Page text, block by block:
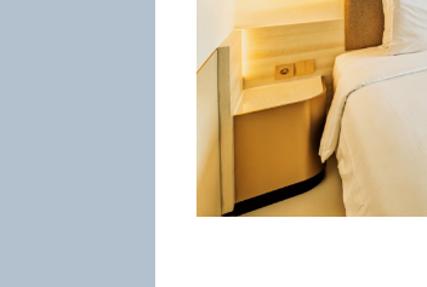
Posts
News
&
Updates